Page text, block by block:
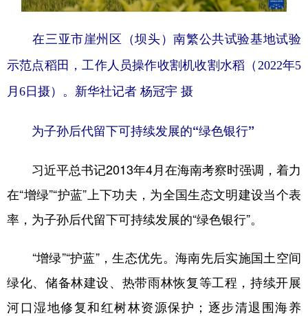
在三亚市崖州区（坝头）南繁公共试验基地试验
示范点稻田，工作人员操作收割机收割水稻（2022年5
月6日摄）。新华社记者 杨冠宇 摄
为子孙后代留下可持续发展的“绿色银行”
习近平总书记2013年4月在海南考察时强调，着力
在“增绿”“护蓝”上下功夫，为全国生态文明建设当个表
率，为子孙后代留下可持续发展的“绿色银行”。
“增绿”“护蓝”，生态优先。海南先后实施国土空间
绿化、储备林建设、热带雨林恢复等工程，持续开展
河口湿地修复和红树林资源保护；逐步清退围海养